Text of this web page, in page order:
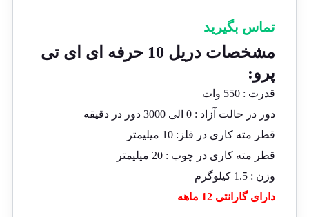
تماس بگیرید
مشخصات دریل 10 حرفه ای ای تی
پرو:
قدرت : 550 وات
دور در حالت آزاد : 0 الی 3000 دور در دقیقه
قطر مته کاری در فلز: 10 میلیمتر
قطر مته کاری در چوب : 20 میلیمتر
وزن : 1.5 کیلوگرم
دارای گارانتی 12 ماهه